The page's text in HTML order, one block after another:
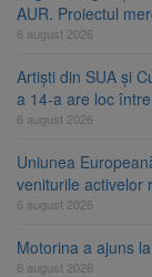
AUR. Proiectul
6 august 2026
Artiști din SUA și
a 14-a are loc
6 august 2026
Uniunea
veniturile activelor
6 august 2026
Motorina a ajuns
6 august 2026